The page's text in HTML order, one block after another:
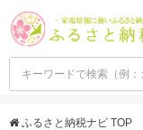
ふるさと納税ナビ TOP